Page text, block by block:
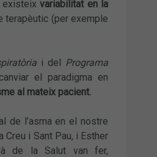
existeixvariabilitat en la
terapèutic (per exemple
i del Programa
el paradigma en
al mateix pacient.
de l’asma en el nostre
Creu i Sant Pau, i Esther
de la Salut van fer,